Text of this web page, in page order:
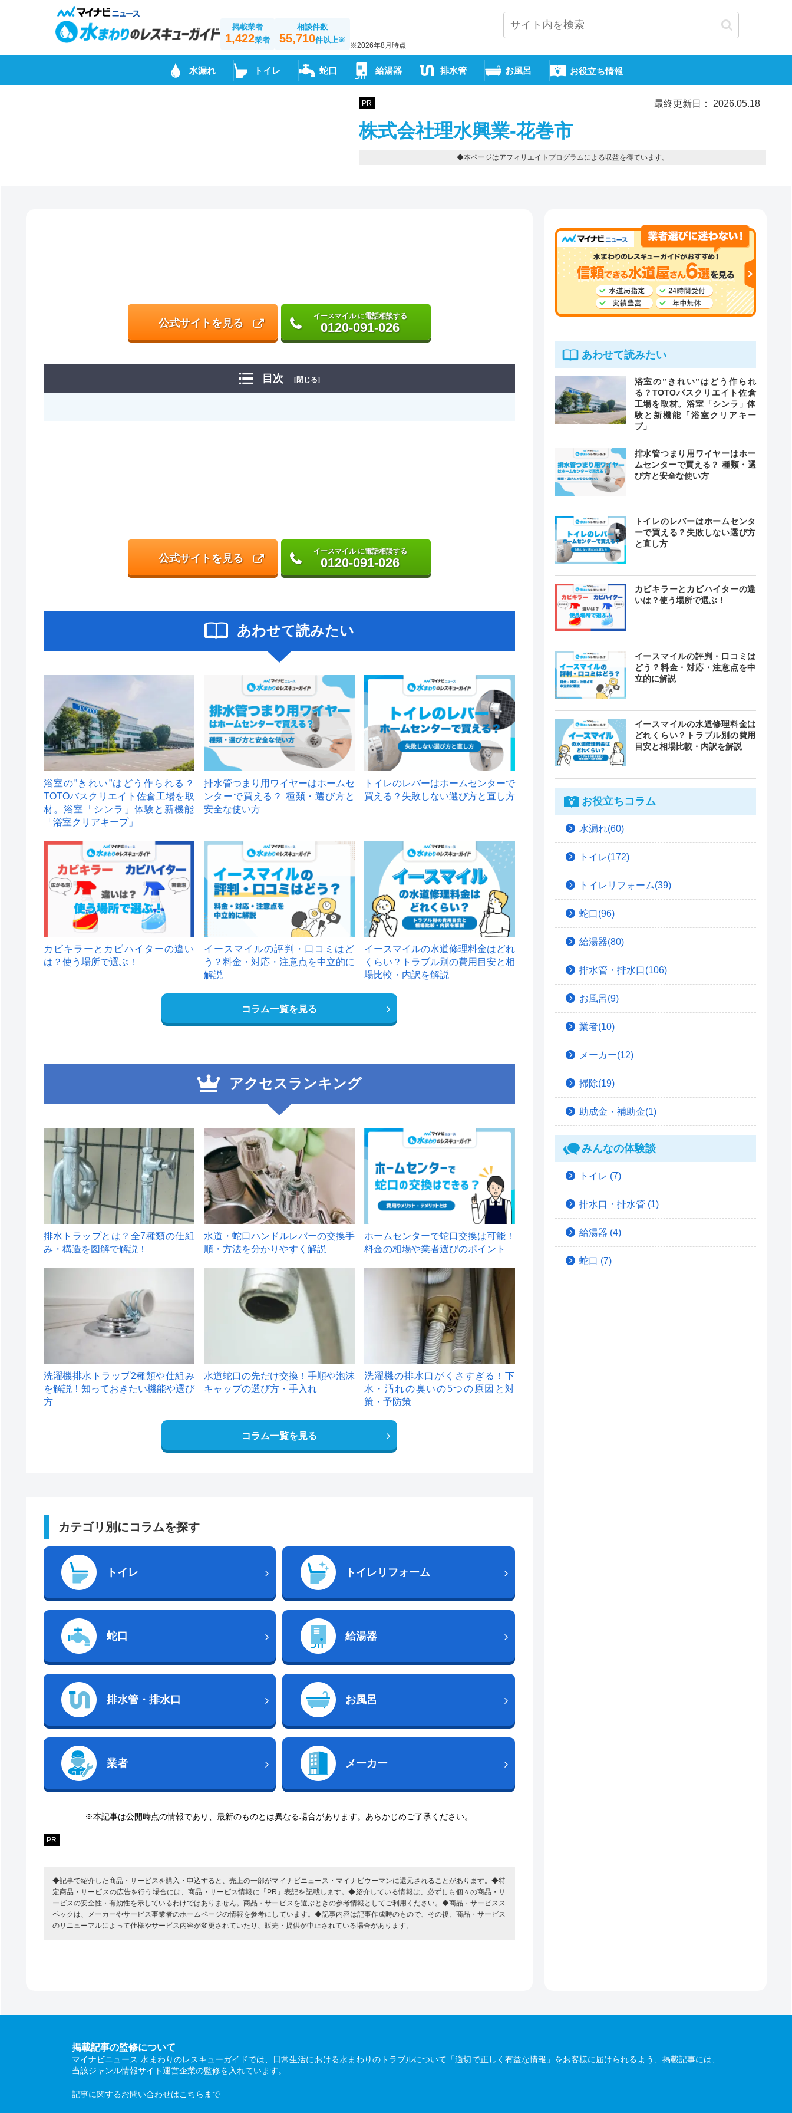
掲載業者
1,422業者
相談件数
55,710件以上※
※2026年8月時点
水漏れ トイレ 蛇口 給湯器 排水管 お風呂 お役立ち情報
PR 最終更新日： 2026.05.18
株式会社理水興業-花巻市
◆本ページはアフィリエイトプログラムによる収益を得ています。
公式サイトを見る
イースマイル に電話相談する
0120-091-026
目次 [閉じる]
公式サイトを見る
イースマイル に電話相談する
0120-091-026
あわせて読みたい
浴室の”きれい”はどう作られる？
TOTOバスクリエイト佐倉工場を取
材。浴室「シンラ」体験と新機能
「浴室クリアキープ」
排水管つまり用ワイヤーはホームセ
ンターで買える？ 種類・選び方と
安全な使い方
トイレのレバーはホームセンターで
買える？失敗しない選び方と直し方
カビキラーとカビハイターの違い
は？使う場所で選ぶ！
イースマイルの評判・口コミはど
う？料金・対応・注意点を中立的に
解説
イースマイルの水道修理料金はどれ
くらい？トラブル別の費用目安と相
場比較・内訳を解説
コラム一覧を見る
アクセスランキング
1
排水トラップとは？全7種類の仕組
み・構造を図解で解説！
2
水道・蛇口ハンドルレバーの交換手
順・方法を分かりやすく解説
ホームセンターで蛇口交換は可能！
料金の相場や業者選びのポイント
洗濯機排水トラップ2種類や仕組み
を解説！知っておきたい機能や選び
方
水道蛇口の先だけ交換！手順や泡沫
キャップの選び方・手入れ
洗濯機の排水口がくさすぎる！下
水・汚れの臭いの5つの原因と対
策・予防策
コラム一覧を見る
カテゴリ別にコラムを探す
トイレ トイレリフォーム
蛇口 給湯器
排水管・排水口 お風呂
業者 メーカー
※本記事は公開時点の情報であり、最新のものとは異なる場合があります。あらかじめご了承ください。
PR
◆記事で紹介した商品・サービスを購入・申込すると、売上の一部がマイナビニュース・マイナビウーマンに還元されることがあります。◆特
定商品・サービスの広告を行う場合には、商品・サービス情報に「PR」表記を記載します。◆紹介している情報は、必ずしも個々の商品・サ
ービスの安全性・有効性を示しているわけではありません。商品・サービスを選ぶときの参考情報としてご利用ください。◆商品・サービスス
ペックは、メーカーやサービス事業者のホームページの情報を参考にしています。◆記事内容は記事作成時のもので、その後、商品・サービス
のリニューアルによって仕様やサービス内容が変更されていたり、販売・提供が中止されている場合があります。
あわせて読みたい
浴室の”きれい”はどう作られ
る？TOTOバスクリエイト佐倉
工場を取材。浴室「シンラ」体
験と新機能「浴室クリアキー
プ」
排水管つまり用ワイヤーはホー
ムセンターで買える？ 種類・選
び方と安全な使い方
トイレのレバーはホームセンタ
ーで買える？失敗しない選び方
と直し方
カビキラーとカビハイターの違
いは？使う場所で選ぶ！
イースマイルの評判・口コミは
どう？料金・対応・注意点を中
立的に解説
イースマイルの水道修理料金は
どれくらい？トラブル別の費用
目安と相場比較・内訳を解説
お役立ちコラム
水漏れ(60)
トイレ(172)
トイレリフォーム(39)
蛇口(96)
給湯器(80)
排水管・排水口(106)
お風呂(9)
業者(10)
メーカー(12)
掃除(19)
助成金・補助金(1)
みんなの体験談
トイレ (7)
排水口・排水管 (1)
給湯器 (4)
蛇口 (7)
掲載記事の監修について
マイナビニュース 水まわりのレスキューガイドでは、日常生活における水まわりのトラブルについて「適切で正しく有益な情報」をお客様に届けられるよう、掲載記事には、
当該ジャンル情報サイト運営企業の監修を入れています。
記事に関するお問い合わせはこちら まで